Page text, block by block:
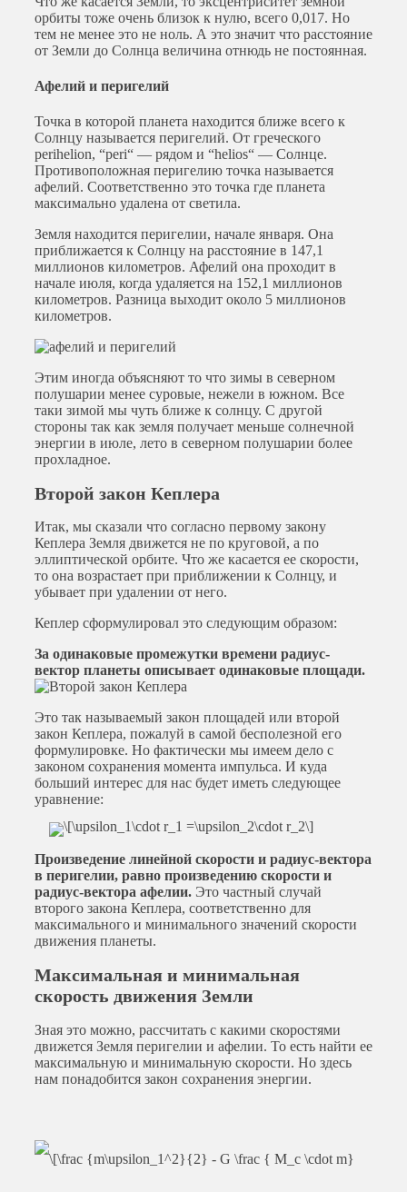
орбиты тоже очень близок к нулю, всего 0,017. Но
тем не менее это не ноль. А это значит что расстояние
от Земли до Солнца величина отнюдь не постоянная.
Афелий и перигелий
Точка в которой планета находится ближе всего к
Солнцу называется перигелий. От греческого
perihelion, “peri“ — рядом и “helios“ — Солнце.
Противоположная перигелию точка называется
афелий. Соответственно это точка где планета
максимально удалена от светила.
Земля находится перигелии, начале января. Она
приближается к Солнцу на расстояние в 147,1
миллионов километров. Афелий она проходит в
начале июля, когда удаляется на 152,1 миллионов
километров. Разница выходит около 5 миллионов
километров.
Этим иногда объясняют то что зимы в северном
полушарии менее суровые, нежели в южном. Все
таки зимой мы чуть ближе к солнцу. С другой
стороны так как земля получает меньше солнечной
энергии в июле, лето в северном полушарии более
прохладное.
Второй закон Кеплера
Итак, мы сказали что согласно первому закону
Кеплера Земля движется не по круговой, а по
эллиптической орбите. Что же касается ее скорости,
то она возрастает при приближении к Солнцу, и
убывает при удалении от него.
Кеплер сформулировал это следующим образом:
За одинаковые промежутки времени радиус-
вектор планеты описывает одинаковые площади.
Это так называемый закон площадей или второй
закон Кеплера, пожалуй в самой бесполезной его
формулировке. Но фактически мы имеем дело с
законом сохранения момента импульса. И куда
больший интерес для нас будет иметь следующее
уравнение:
Произведение линейной скорости и радиус-вектора
в перигелии, равно произведению скорости и
радиус-вектора афелии. Это частный случай
второго закона Кеплера, соответственно для
максимального и минимального значений скорости
движения планеты.
Максимальная и минимальная
скорость движения Земли
Зная это можно, рассчитать с какими скоростями
движется Земля перигелии и афелии. То есть найти ее
максимальную и минимальную скорости. Но здесь
нам понадобится закон сохранения энергии.